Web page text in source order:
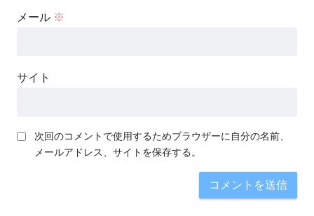
メール ※
サイト
次回のコメントで使用するためブラウザーに自分の名前、
メールアドレス、サイトを保存する。